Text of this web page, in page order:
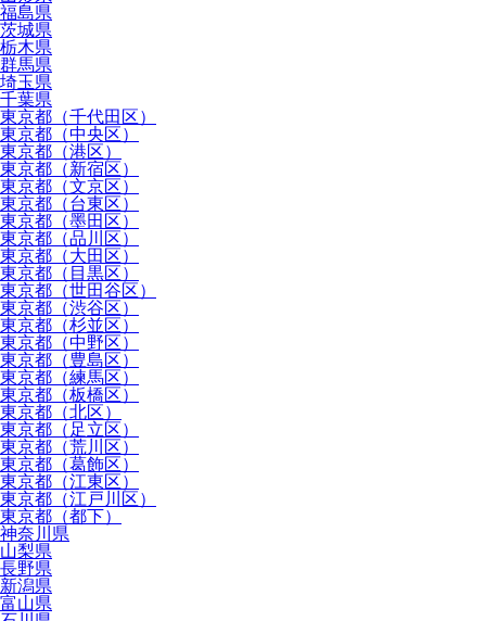
福島県
茨城県
栃木県
群馬県
埼玉県
千葉県
東京都（千代田区）
東京都（中央区）
東京都（港区）
東京都（新宿区）
東京都（文京区）
東京都（台東区）
東京都（墨田区）
東京都（品川区）
東京都（大田区）
東京都（目黒区）
東京都（世田谷区）
東京都（渋谷区）
東京都（杉並区）
東京都（中野区）
東京都（豊島区）
東京都（練馬区）
東京都（板橋区）
東京都（北区）
東京都（足立区）
東京都（荒川区）
東京都（葛飾区）
東京都（江東区）
東京都（江戸川区）
東京都（都下）
神奈川県
山梨県
長野県
新潟県
富山県